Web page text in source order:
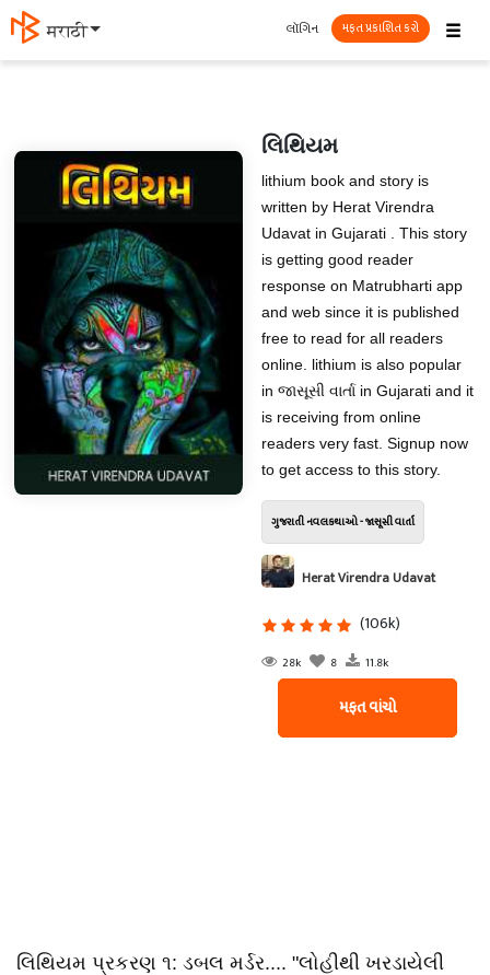
मराठी ☰
લૉગિન મફત પ્રકાશિત કરો
લિથિયમ
lithium book and story is
written by Herat Virendra
Udavat in Gujarati . This story
is getting good reader
response on Matrubharti app
and web since it is published
free to read for all readers
online. lithium is also popular
in જાસૂસી વાર્તા in Gujarati and it
is receiving from online
readers very fast. Signup now
to get access to this story.
ગુજરાતી નવલકથાઓ - જાસૂસી વાર્તા
Herat Virendra Udavat
(106k)
28k 8 11.8k
મફત વાંચો
લિથિયમ પ્રકરણ ૧: ડબલ મર્ડર.... "લોહીથી ખરડાયેલી